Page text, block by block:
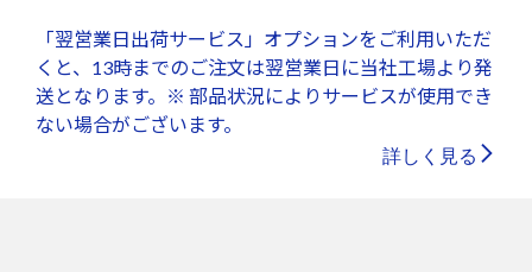
「翌営業日出荷サービス」オプションをご利用いただ
くと、13時までのご注文は翌営業日に当社工場より発
送となります。※ 部品状況によりサービスが使用でき
ない場合がございます。
詳しく見る